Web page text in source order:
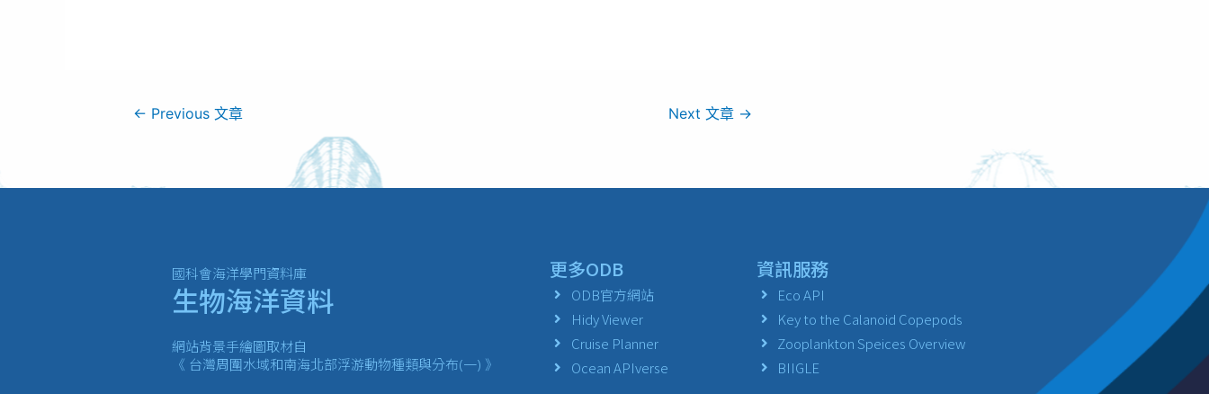
← Previous 文章 Next 文章 →
國科會海洋學門資料庫
生物海洋資料
網站背景手繪圖取材自
《 台灣周圍水域和南海北部浮游動物種類與分布(一) 》
更多ODB
ODB官方網站
Hidy Viewer
Cruise Planner
Ocean APIverse
資訊服務
Eco API
Key to the Calanoid Copepods
Zooplankton Speices Overview
BIIGLE